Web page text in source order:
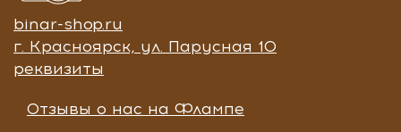
binar-shop.ru
г. Красноярск, ул. Парусная 10
реквизиты
Отзывы о нас на Флампе